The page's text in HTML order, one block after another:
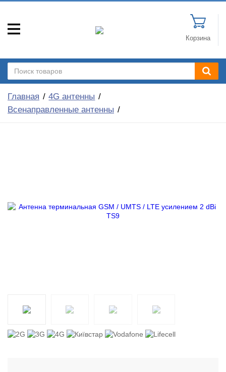
Корзина
Главная
4G антенны
Всенаправленные антенны